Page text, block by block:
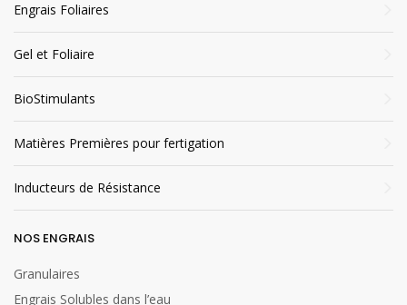
Engrais Foliaires
Gel et Foliaire
BioStimulants
Matières Premières pour fertigation
Inducteurs de Résistance
NOS ENGRAIS
Granulaires
Engrais Solubles dans l’eau